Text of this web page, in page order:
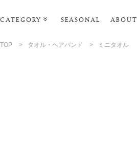
CATEGORY SEASONAL ABOUT
TOP > タオル・ヘアバンド > ミニタオル